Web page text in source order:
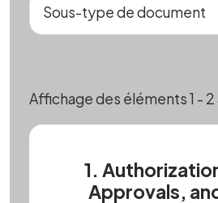
Affichage des éléments 1 - 2
1.
Approvals,